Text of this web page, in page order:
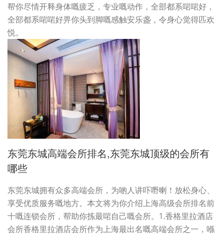
帮你尽情开释身体嘅疲乏，专业嘅动作，全部都系啱啱好，
全部都系啱啱好畀你头到脚嘅感触安乐盏，令身心觉得匹欢
悦。
东莞东城高端会所排名,东莞东城顶级的会所有
哪些
东莞东城拥有众多高端会所，为啲人讲吓嘢喇！放松身心、
享受优质服务嘅地方。本文将为你介绍上海高级会所排名前
十嘅连锁会所，帮助你拣最啱自己嘅会所。1.香格里拉酒店
会所香格里拉酒店会所作为上海最出名嘅高端会所之一，喺